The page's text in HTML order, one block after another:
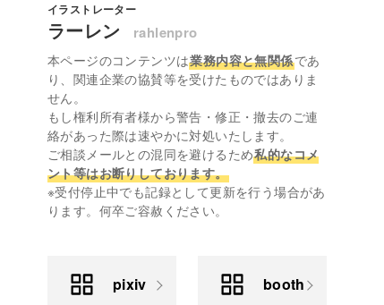
イラストレーター
ラーレン rahlenpro
本ページのコンテンツは業務内容と無関係であ
り、関連企業の協賛等を受けたものではありま
せん。
もし権利所有者様から警告・修正・撤去のご連
絡があった際は速やかに対処いたします。
ご相談メールとの混同を避けるため私的なコメ
ント等はお断りしております。
※受付停止中でも記録として更新を行う場合があ
ります。何卒ご容赦ください。
pixiv booth